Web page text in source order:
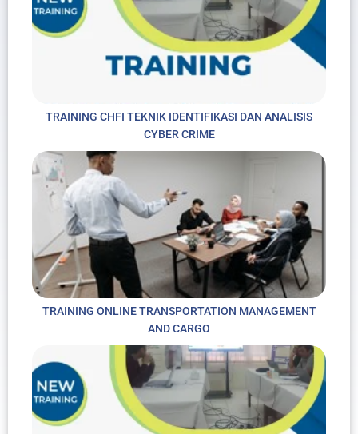
TRAINING CHFI TEKNIK IDENTIFIKASI DAN ANALISIS
CYBER CRIME
TRAINING ONLINE TRANSPORTATION MANAGEMENT
AND CARGO